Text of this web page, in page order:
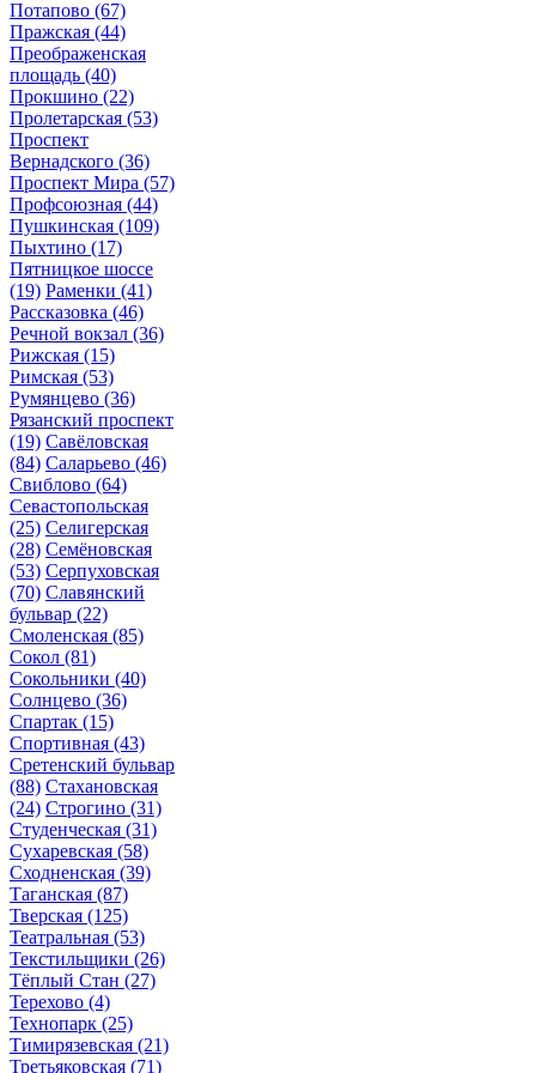
Потапово (67)
Пражская (44)
Преображенская
площадь (40)
Прокшино (22)
Пролетарская (53)
Проспект
Вернадского (36)
Проспект Мира (57)
Профсоюзная (44)
Пушкинская (109)
Пыхтино (17)
Пятницкое шоссе
(19) Раменки (41)
Рассказовка (46)
Речной вокзал (36)
Рижская (15)
Римская (53)
Румянцево (36)
Рязанский проспект
(19) Савёловская
(84) Саларьево (46)
Свиблово (64)
Севастопольская
(25) Селигерская
(28) Семёновская
(53) Серпуховская
(70) Славянский
бульвар (22)
Смоленская (85)
Сокол (81)
Сокольники (40)
Солнцево (36)
Спартак (15)
Спортивная (43)
Сретенский бульвар
(88) Стахановская
(24) Строгино (31)
Студенческая (31)
Сухаревская (58)
Сходненская (39)
Таганская (87)
Тверская (125)
Театральная (53)
Текстильщики (26)
Тёплый Стан (27)
Терехово (4)
Технопарк (25)
Тимирязевская (21)
Третьяковская (71)